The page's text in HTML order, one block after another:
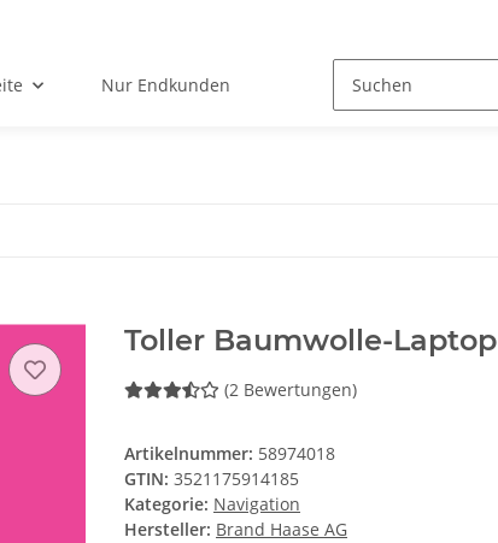
Nur Endkunden
Toller Baumwolle-Laptop
(2 Bewertungen)
Artikelnummer: 58974018
GTIN: 3521175914185
Kategorie: Navigation
Hersteller: Brand Haase AG